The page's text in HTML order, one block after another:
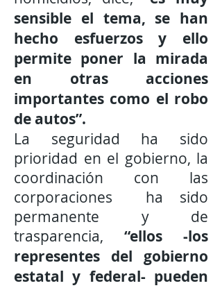
sensible el tema, se han
hecho esfuerzos y ello
permite poner la mirada
en otras acciones
importantes como el robo
de autos”.
La seguridad ha sido
prioridad en el gobierno, la
coordinación con las
corporaciones ha sido
permanente y de
trasparencia, “ellos -los
representes del gobierno
estatal y federal- pueden